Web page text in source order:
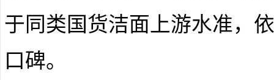
于同类国货洁面上游水准，
口碑。